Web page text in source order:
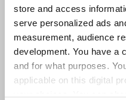
store and access
serve personalized ads
measurement, audience
development. You have a
and for what purposes.
applicable on this digital